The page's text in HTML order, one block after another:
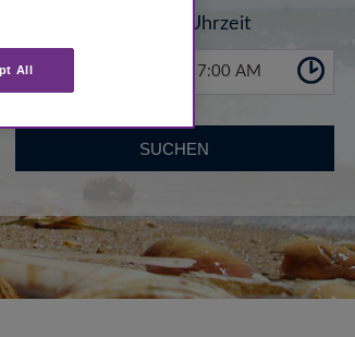
Uhrzeit
7:00 AM
SUCHEN
All